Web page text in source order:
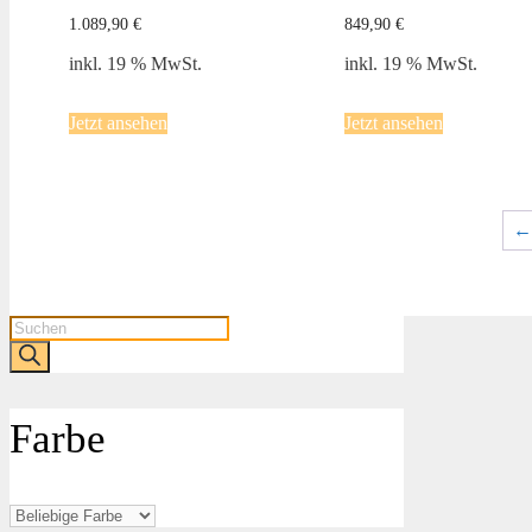
1.089,90 €
inkl. 19 % MwSt.
Jetzt ansehen
849,90 €
inkl. 19 % MwSt.
Jetzt ansehen
←
Products
search
Farbe